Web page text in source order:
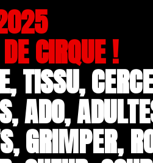
CIRQUE !
TISSU,
ADO,
GRIMPER,